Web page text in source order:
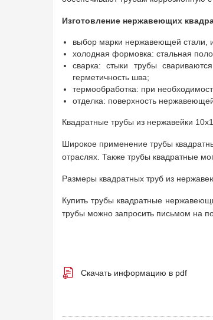
Изготовление нержавеющих
выбор марки нержавеющей стали,
холодная формовка: стальная
сварка: стыки трубы
герметичность шва;
термообработка: при
отделка: поверхность
Квадратные трубы из нержавейки
Широкое применение трубы
отраслях. Также трубы квадратные
Размеры квадратных труб из
Купить трубы квадратные
трубы можно запросить письмом на
Скачать информацию в pdf